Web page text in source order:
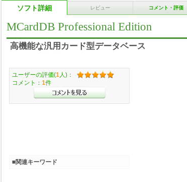
ソフト詳細 レビュー コメント・評価
MCardDB Professional Edition
高機能な汎用カード型データベース
ユーザーの評価(1 人)：
コメント： 1件
■関連キーワード